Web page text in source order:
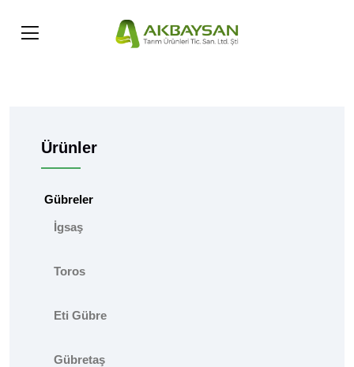
Ürünler
Gübreler
İgsaş
Toros
Eti Gübre
Gübretaş